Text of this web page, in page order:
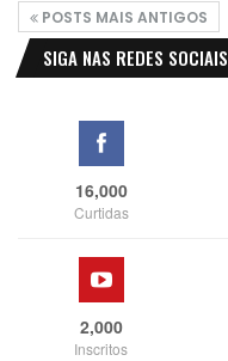
POSTS MAIS ANTIGOS
SIGA NAS REDES SOCIAIS
16,000
Curtidas
2,000
Inscritos